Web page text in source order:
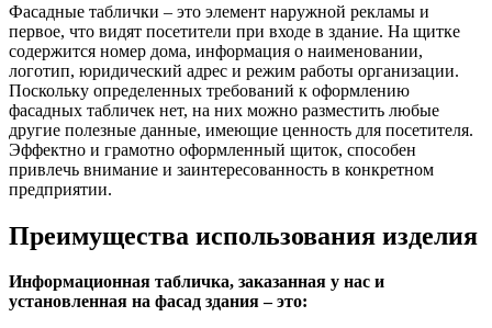
Фасадные таблички – это элемент наружной рекламы и
первое, что видят посетители при входе в здание. На щитке
содержится номер дома, информация о наименовании,
логотип, юридический адрес и режим работы организации.
Поскольку определенных требований к оформлению
фасадных табличек нет, на них можно разместить любые
другие полезные данные, имеющие ценность для посетителя.
Эффектно и грамотно оформленный щиток, способен
привлечь внимание и заинтересованность в конкретном
предприятии.
Преимущества использования изделия
Информационная табличка, заказанная у нас и
установленная на фасад здания – это: